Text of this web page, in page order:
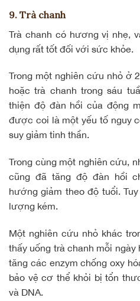
9. Trà chanh
Trà chanh có hương vị nhẹ,
dụng rất tốt đối với sức khỏe.
Trong một nghiên cứu nhỏ ở
hoặc trà chanh trong sáu
thiện độ đàn hồi của động
được coi là một yếu tố nguy
suy giảm tinh thần.
Trong cùng một nghiên cứu,
cũng đã tăng độ đàn hồi
hướng giảm theo độ tuổi.
lượng kém.
Một nghiên cứu nhỏ khác
thấy uống trà chanh mỗi
tăng các enzym chống oxy
bảo vệ cơ thể khỏi bị tổn
và DNA.